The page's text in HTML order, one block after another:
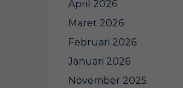
April 2026
Maret 2026
Februari 2026
Januari 2026
November 2025